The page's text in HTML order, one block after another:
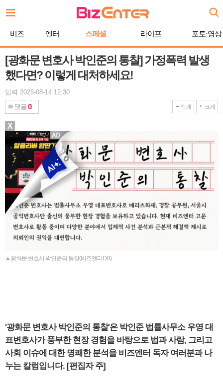
문
기
비즈 엔터 스페셜 라이프 포토·영상
[광화문 변호사 박인준의 통찰] 가정폭력 발생
했다면? 이렇게 대처하세요!
입력 2025-08-14 12:30
댓글 0 작게 크게
▲광화문 변호사 박인준의 통찰(비즈엔터DB)
'광화문 변호사 박인준의 통찰'은 박인준 법률사무소 우영 대
표변호사가 풍부한 현장 경험을 바탕으로 법과 사람, 그리고
사회 이슈에 대한 명쾌한 분석을 비즈엔터 독자 여러분과 나
누는 칼럼입니다. [편집자 주]
X